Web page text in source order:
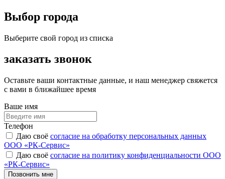
Выбор города
Выберите свой город из списка
заказать звонок
Оставьте ваши контактные данные, и наш менеджер свяжется
с вами в ближайшее время
Ваше имя
Телефон
Даю своё согласие на обработку персональных данных
ООО «РК-Сервис»
Даю своё согласие на политику конфиденциальности ООО
«РК-Сервис»
Позвонить мне